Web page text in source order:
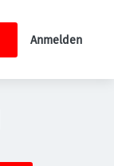
Anmelden